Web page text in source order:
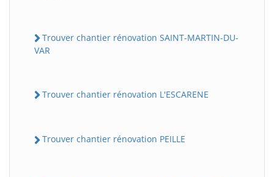
Trouver chantier rénovation SAINT-MARTIN-DU-
VAR
Trouver chantier rénovation L'ESCARENE
Trouver chantier rénovation PEILLE